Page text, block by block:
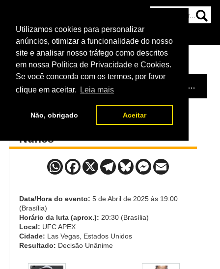
Utilizamos cookies para personalizar
anúncios, otimizar a funcionalidade do nosso
site e analisar nosso tráfego como descritos
em nossa Política de Privacidade e Cookies.
Se você concorda com os termos, por favor
clique em aceitar.
Leia mais
Não, obrigado Aceitar
NOTÍCIAS
HOME EVENTO / UFC VEGAS 105 - JOSH EMMETT X LERONE MURPHY
Loma Lookboonmee x Istela
Nunes
Data/Hora do evento: 5 de Abril de 2025 às 19:00
(Brasília)
Horário da luta (aprox.): 20:30 (Brasília)
Local: UFC APEX
Cidade: Las Vegas, Estados Unidos
Resultado: Decisão Unânime